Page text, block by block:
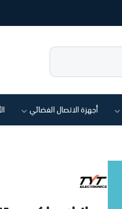
أجهزة الاتصال الفضائي